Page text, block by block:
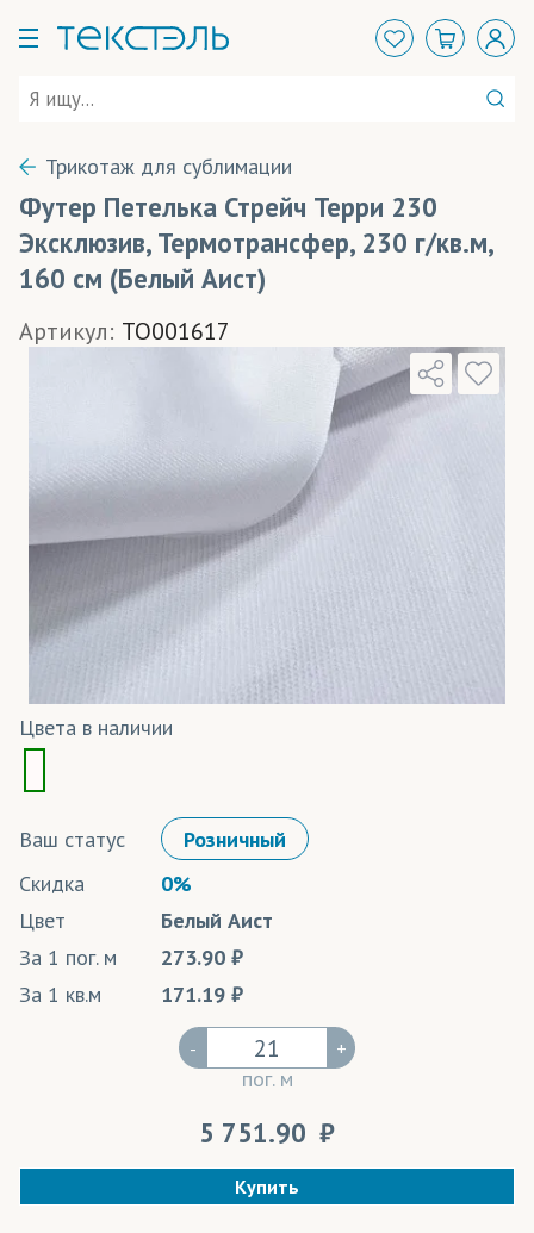
Трикотаж для сублимации
Футер Петелька Стрейч Терри 230
Эксклюзив, Термотрансфер, 230 г/кв.м,
160 см (Белый Аист)
Артикул: TO001617
Цвета в наличии
Ваш статус
Розничный
Скидка
0%
Цвет
Белый Аист
За 1 пог. м
273.90
За 1 кв.м
171.19
-
пог. м
+
5 751.90
Купить